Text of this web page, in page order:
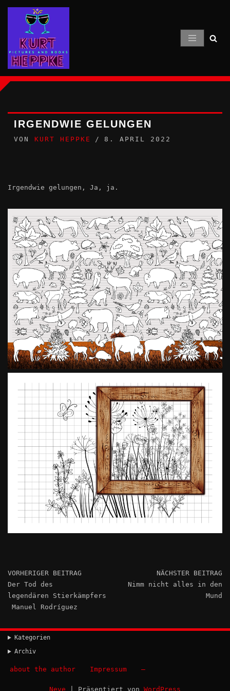
Inhalt
springen
IRGENDWIE GELUNGEN
VON KURT HEPPKE 8. APRIL 2022
Irgendwie gelungen, Ja, ja.
VORHERIGER BEITRAG
Der Tod des
legendären Stierkämpfers
Manuel Rodríguez
NÄCHSTER BEITRAG
Nimm nicht alles in den
Mund
Kategorien
Archiv
about the author Impressum –
Neve | Präsentiert von WordPress